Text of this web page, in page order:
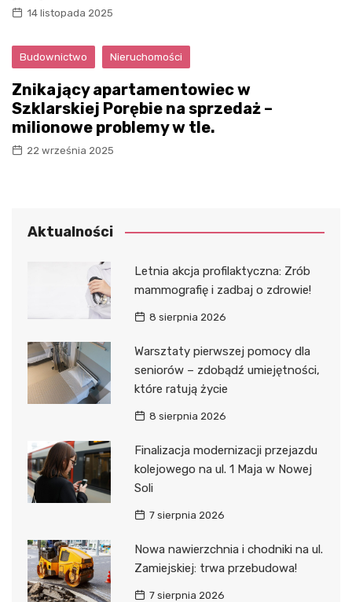
14 listopada 2025
Budownictwo Nieruchomości
Znikający apartamentowiec w
Szklarskiej Porębie na sprzedaż –
milionowe problemy w tle.
22 września 2025
Aktualności
Letnia akcja profilaktyczna: Zrób
mammografię i zadbaj o zdrowie!
8 sierpnia 2026
Warsztaty pierwszej pomocy dla
seniorów – zdobądź umiejętności,
które ratują życie
8 sierpnia 2026
Finalizacja modernizacji przejazdu
kolejowego na ul. 1 Maja w Nowej
Soli
7 sierpnia 2026
Nowa nawierzchnia i chodniki na ul.
Zamiejskiej: trwa przebudowa!
7 sierpnia 2026